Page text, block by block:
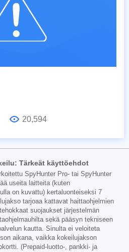
20,594
Tärkeät käyttöehdot
SpyHunter Pro- tai SpyHunter
useita laitteita (kuten
on kuvattu) kertaluonteiseksi 7
tarjoaa kattavat haittaohjelmien
suojaukset järjestelmän
sekä pääsyn tekniseen
kautta. Sinulta ei veloiteta
aikana, vaikka kokeilujakson
(Prepaid-luotto-, pankki- ja